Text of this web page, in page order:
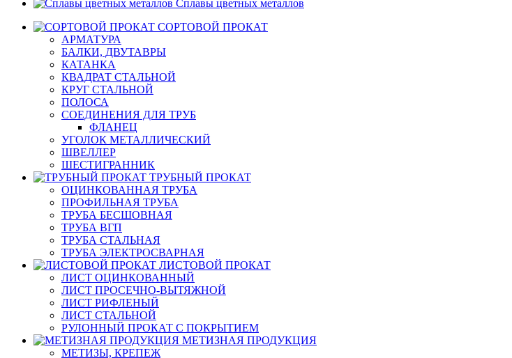
Сплавы цветных металлов
СОРТОВОЙ ПРОКАТ
АРМАТУРА
БАЛКИ, ДВУТАВРЫ
КАТАНКА
КВАДРАТ СТАЛЬНОЙ
КРУГ СТАЛЬНОЙ
ПОЛОСА
СОЕДИНЕНИЯ ДЛЯ ТРУБ
ФЛАНЕЦ
УГОЛОК МЕТАЛЛИЧЕСКИЙ
ШВЕЛЛЕР
ШЕСТИГРАННИК
ТРУБНЫЙ ПРОКАТ
ОЦИНКОВАННАЯ ТРУБА
ПРОФИЛЬНАЯ ТРУБА
ТРУБА БЕСШОВНАЯ
ТРУБА ВГП
ТРУБА СТАЛЬНАЯ
ТРУБА ЭЛЕКТРОСВАРНАЯ
ЛИСТОВОЙ ПРОКАТ
ЛИСТ ОЦИНКОВАННЫЙ
ЛИСТ ПРОСЕЧНО-ВЫТЯЖНОЙ
ЛИСТ РИФЛЕНЫЙ
ЛИСТ СТАЛЬНОЙ
РУЛОННЫЙ ПРОКАТ С ПОКРЫТИЕМ
МЕТИЗНАЯ ПРОДУКЦИЯ
МЕТИЗЫ, КРЕПЕЖ